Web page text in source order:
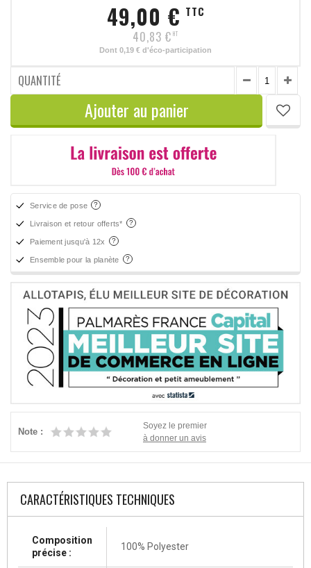
49,00 € TTC
40,83 € HT
Dont 0,19 € d'éco-participation
QUANTITÉ
Ajouter au panier
Service de pose
Livraison et retour offerts*
Paiement jusqu'à 12x
Ensemble pour la planète
Note :
Soyez le premier
à donner un avis
CARACTÉRISTIQUES TECHNIQUES
Composition
précise :
100% Polyester